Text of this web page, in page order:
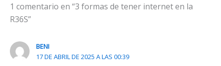
1 comentario en “3 formas de tener internet en la
R36S”
BENI
17 DE ABRIL DE 2025 A LAS 00:39